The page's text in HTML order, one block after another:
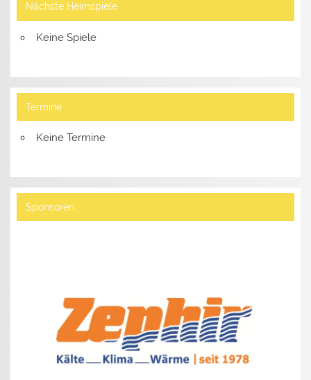
Nächste Heimspiele
Keine Spiele
Termine
Keine Termine
Sponsoren